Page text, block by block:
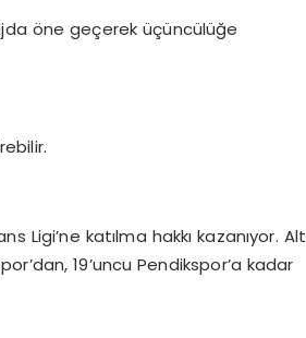
öne geçerek üçüncülüğe
Ligi’ne katılma hakkı kazanıyor. Alt
19’uncu Pendikspor’a kadar